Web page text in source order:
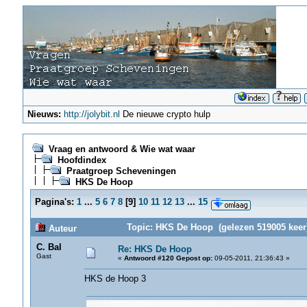
Nieuws: http://jolybit.nl De nieuwe crypto hulp
Vraag en antwoord & Wie wat waar
Hoofdindex
Praatgroep Scheveningen
HKS De Hoop
Pagina's: 1 ... 5 6 7 8[9] 10 11 12 13 ... 15
Auteur
Topic: HKS De Hoop (gelezen 519005
C. Bal
Gast
Re: HKS De Hoop
« Antwoord #120 Gepost op:09-05-2011, 21:36:43 »
HKS de Hoop 3